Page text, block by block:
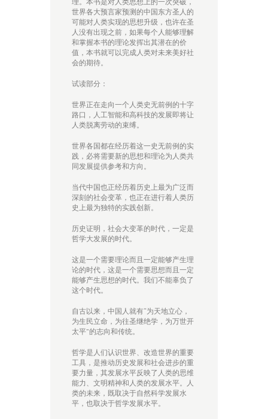
世界各大预言家预测的中国东方圣人的
可能对人类实现的思想升级，也许在圣
人没有出现之前，如果每个人能够理解
和掌握本书的理论发挥出其潜在的价
值，本书就可以完成人类对未来美好社
会的期待。
试读部分：
世界正在走向一个人类史无前例的十字
路口，人工智能和高科技的发展即将让
人类脱离劳动的束缚。
世界各国都在经历着这一史无前例的实
践，必将需要新的思想和理论为人类共
同发展提供参考和方向。
当代中国也正经历着历史上最为广泛而
深刻的社会变革，也正在进行着人类历
史上最为独特的实践创新。
历史证明，社会大变革的时代，一定是
哲学大发展的时代。
这是一个需要理论而且一定能够产生理
论的时代，这是一个需要思想而且一定
能够产生思想的时代。我们不能辜负了
这个时代。
自古以来，中国人就有“为天地立心，
为生民立命，为往圣继绝学，为万世开
太平”的志向和传统。
哲学是人们认识世界、改造世界的重要
工具，是推动历史发展和社会进步的重
要力量，其发展水平反映了人类的思维
能力、文明精神和人类的发展水平。人
类的未来，既取决于自然科学发展水
平，也取决于哲学发展水平。